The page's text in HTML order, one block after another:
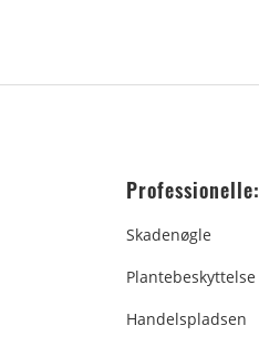
Professionelle:
Skadenøgle
Plantebeskyttelse
Handelspladsen